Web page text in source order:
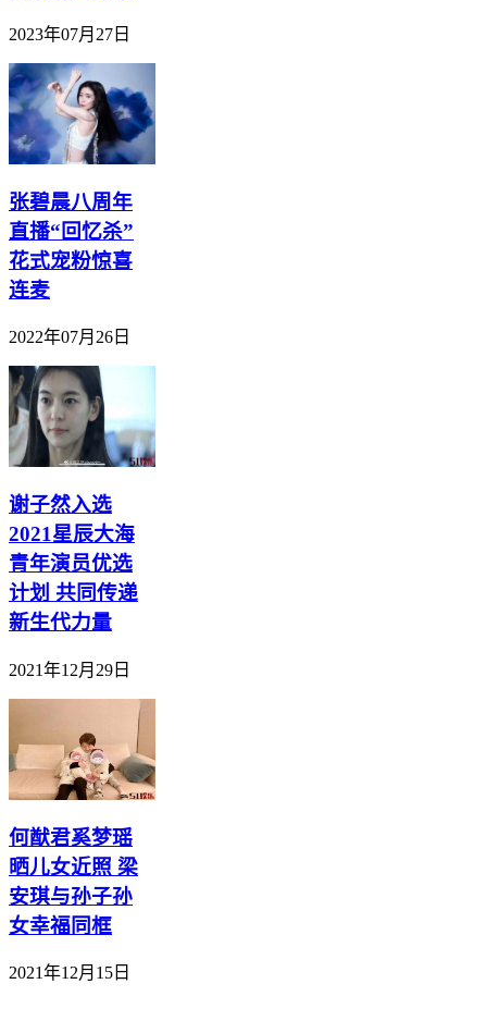
2023年07月27日
张碧晨八周年
直播“回忆杀”
花式宠粉惊喜
连麦
2022年07月26日
谢子然入选
2021星辰大海
青年演员优选
计划 共同传递
新生代力量
2021年12月29日
何猷君奚梦瑶
晒儿女近照 梁
安琪与孙子孙
女幸福同框
2021年12月15日